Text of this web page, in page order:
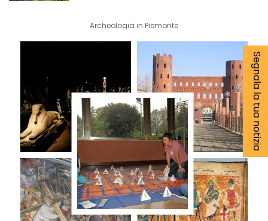
Archeologia in Piemonte
Segnala la tua notizia